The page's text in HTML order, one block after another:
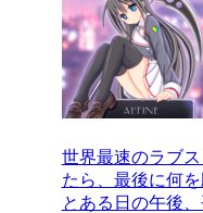
世界最速のラブ
たら、最後に何
とある日の午後